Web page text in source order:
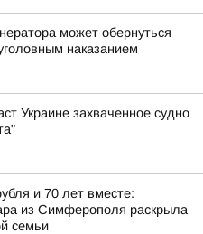
может обернуться
наказанием
Украине захваченное судно
и 70 лет вместе:
из Симферополя раскрыла
семьи